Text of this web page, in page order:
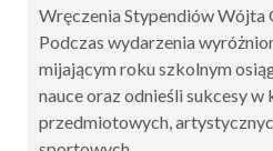
Wręczenia Stypendiów Wójta
Podczas wydarzenia
mijającym roku szkolnym
nauce oraz odnieśli sukcesy w
przedmiotowych,